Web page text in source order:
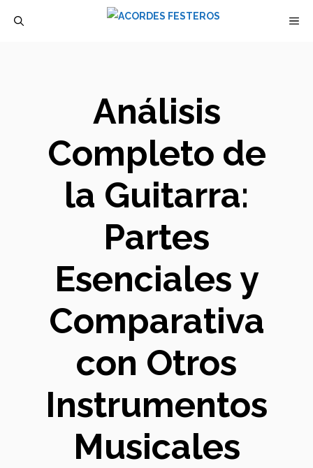
Análisis
Completo de
la Guitarra:
Partes
Esenciales y
Comparativa
con Otros
Instrumentos
Musicales